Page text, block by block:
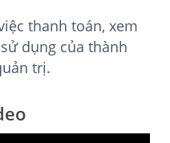
thanh toán, xem
dụng của thành
trị.